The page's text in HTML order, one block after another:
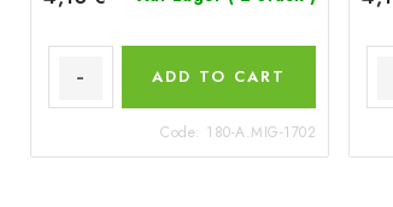
ADD TO CART
Code: 180-A.MIG-1702